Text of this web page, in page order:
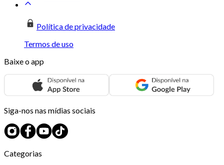
Política de privacidade
Termos de uso
Baixe o app
Siga-nos nas mídias sociais
Categorias